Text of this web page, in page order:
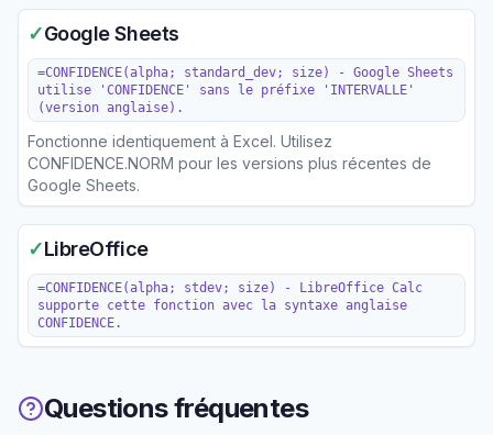
✓Google Sheets
=CONFIDENCE(alpha; standard_dev; size) - Google Sheets
utilise 'CONFIDENCE' sans le préfixe 'INTERVALLE'
(version anglaise).
Fonctionne identiquement à Excel. Utilisez
CONFIDENCE.NORM pour les versions plus récentes de
Google Sheets.
✓LibreOffice
=CONFIDENCE(alpha; stdev; size) - LibreOffice Calc
supporte cette fonction avec la syntaxe anglaise
CONFIDENCE.
Questions fréquentes